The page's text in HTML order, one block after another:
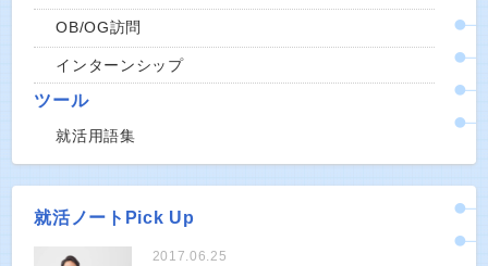
OB/OG訪問
インターンシップ
ツール
就活用語集
就活ノートPick Up
2017.06.25